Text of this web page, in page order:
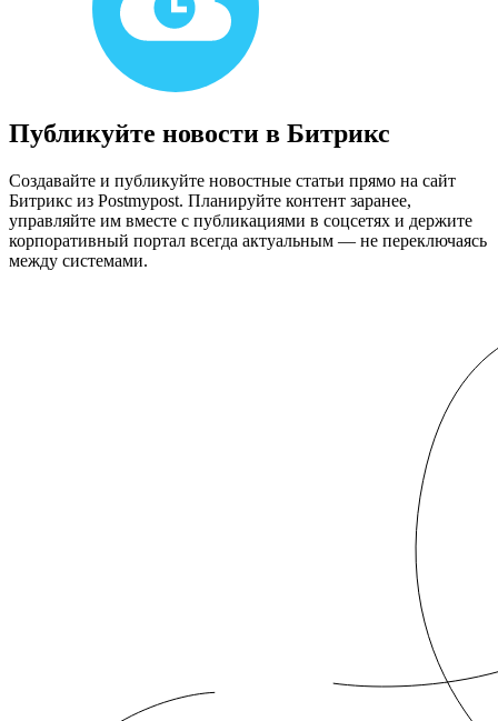
Публикуйте новости в Битрикс
Создавайте и публикуйте новостные статьи прямо на сайт
Битрикс из Postmypost. Планируйте контент заранее,
управляйте им вместе с публикациями в соцсетях и держите
корпоративный портал всегда актуальным — не переключаясь
между системами.